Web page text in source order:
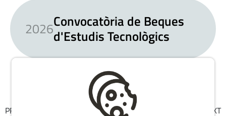
2026Convocatòria de Beques
d'Estudis Tecnològics
PROGRAMA KIT DIGITAL FINANCIADO POR LOS FONDOS NEXT